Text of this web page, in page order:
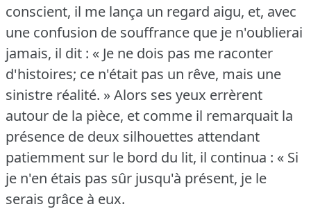
conscient, il me lança un regard aigu, et, avec
une confusion de souffrance que je n'oublierai
jamais, il dit : « Je ne dois pas me raconter
d'histoires; ce n'était pas un rêve, mais une
sinistre réalité. » Alors ses yeux errèrent
autour de la pièce, et comme il remarquait la
présence de deux silhouettes attendant
patiemment sur le bord du lit, il continua : « Si
je n'en étais pas sûr jusqu'à présent, je le
serais grâce à eux.